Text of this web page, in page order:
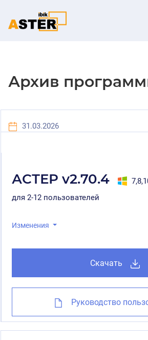
Архив
31.03.2026
АСТЕР v2.70.4
для 2-12 пользователей
Изменения
Скачать
Руководство